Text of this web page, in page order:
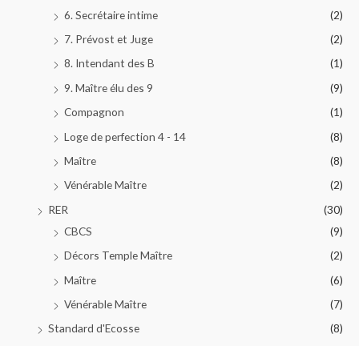
6. Secrétaire intime
(2)
7. Prévost et Juge
(2)
8. Intendant des B
(1)
9. Maître élu des 9
(9)
Compagnon
(1)
Loge de perfection 4 - 14
(8)
Maître
(8)
Vénérable Maître
(2)
RER
(30)
CBCS
(9)
Décors Temple Maître
(2)
Maître
(6)
Vénérable Maître
(7)
Standard d'Ecosse
(8)